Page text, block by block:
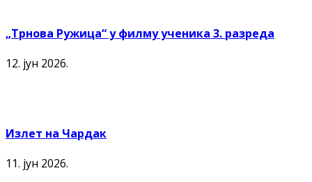
„Трнова Ружица“ у филму ученика 3. разреда
12. јун 2026.
Излет на Чардак
11. јун 2026.